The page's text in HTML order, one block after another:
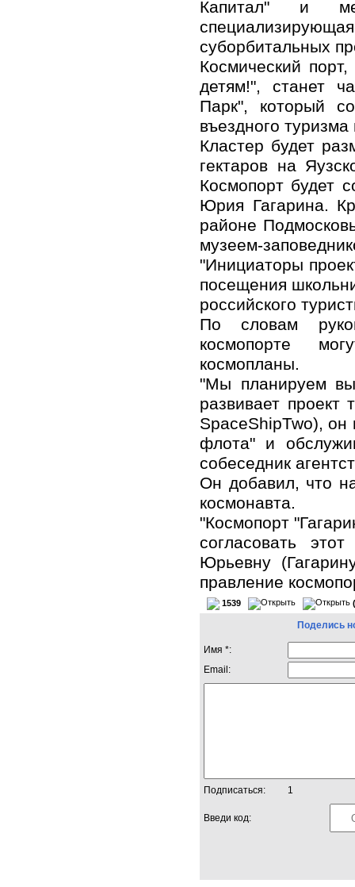
Капитал" и
суборбитальных
Космический
детям!", станет
Парк", который
въездного
Кластер будет
гектаров на
Космопорт будет
Юрия Гагарина.
районе
музеем-
"Инициаторы
посещения
российского
По словам
космопорте
космопланы.
"Мы планируем
развивает проект
SpaceShipTwo), он
флота" и
собеседник
Он добавил, что
космонавта.
"Космопорт
согласовать
Юрьевну
правление
1539
Поделись
Имя *:
Email:
Подписаться: 1
Введи код: